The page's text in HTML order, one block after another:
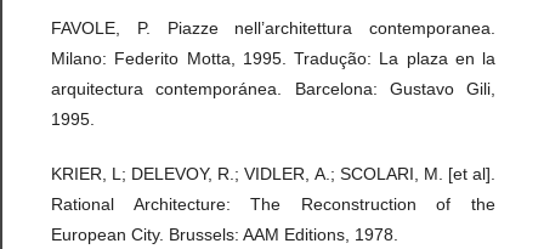
FAVOLE, P. Piazze nell’architettura contemporanea.
Milano: Federito Motta, 1995. Tradução: La plaza en la
arquitectura contemporánea. Barcelona: Gustavo Gili,
1995.
KRIER, L; DELEVOY, R.; VIDLER, A.; SCOLARI, M. [et al].
Rational Architecture: The Reconstruction of the
European City. Brussels: AAM Editions, 1978.